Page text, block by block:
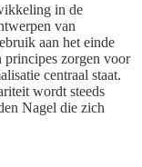
in de
van
aan het einde
principes zorgen voor
centraal staat.
wordt steeds
Nagel die zich